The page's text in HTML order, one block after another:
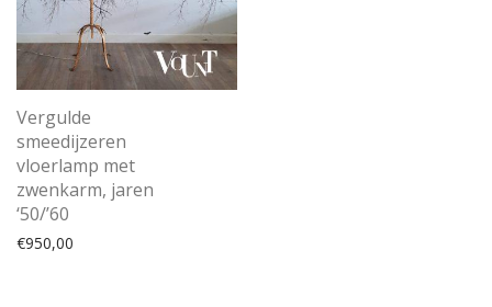
Vergulde
smeedijzeren
vloerlamp met
zwenkarm, jaren
‘50/’60
€950,00